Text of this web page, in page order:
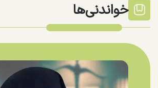
خواندنی‌ها